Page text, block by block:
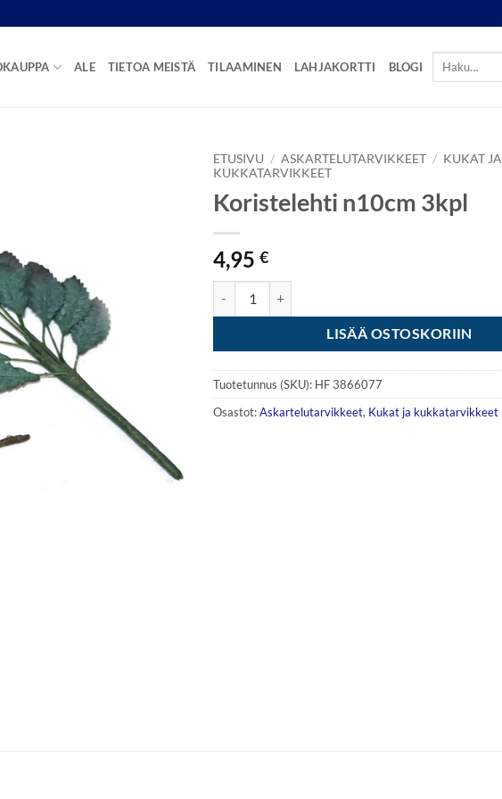
ALE TIETOA MEISTÄ TILAAMINEN LAHJAKORTTI BLOGI
Etsi:
ETUSIVU / ASKARTELUTARVIKKEET / KUKAT JA
KUKKATARVIKKEET
Koristelehti n10cm 3kpl
4,95 €
LISÄÄ OSTOSKORIIN
Tuotetunnus (SKU): HF 3866077
Osastot:Askartelutarvikkeet, Kukat ja kukkatarvikkeet